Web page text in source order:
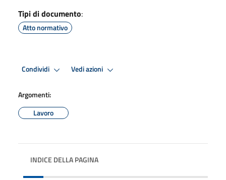
Tipi di documento:
Atto normativo
Condividi Vedi azioni
Argomenti:
Lavoro
INDICE DELLA PAGINA